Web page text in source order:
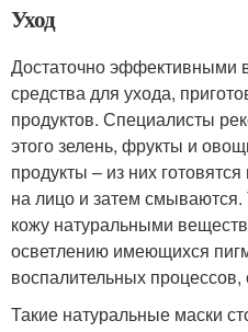
Уход
Достаточно эффективными
средства для ухода,
продуктов. Специалисты
этого зелень, фрукты и
продукты – из них
на лицо и затем смываются.
кожу натуральными
осветлению имеющихся
воспалительных
Такие натуральные маски